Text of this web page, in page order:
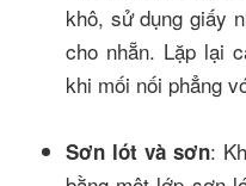
khô, sử dụng giấy
cho nhẵn. Lặp lại
khi mối nối phẳng
Sơn lót và sơn: